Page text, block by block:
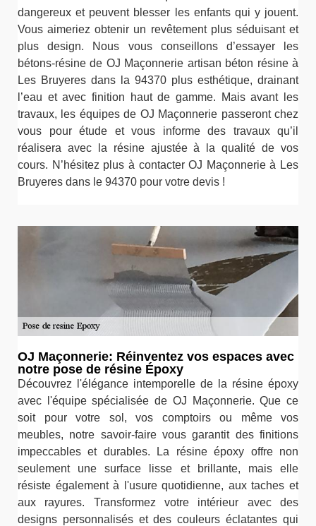
dangereux et peuvent blesser les enfants qui y jouent.
Vous aimeriez obtenir un revêtement plus séduisant et
plus design. Nous vous conseillons d’essayer les
bétons-résine de OJ Maçonnerie artisan béton résine à
Les Bruyeres dans la 94370 plus esthétique, drainant
l’eau et avec finition haut de gamme. Mais avant les
travaux, les équipes de OJ Maçonnerie passeront chez
vous pour étude et vous informe des travaux qu’il
réalisera avec la résine ajustée à la qualité de vos
cours. N’hésitez plus à contacter OJ Maçonnerie à Les
Bruyeres dans le 94370 pour votre devis !
OJ Maçonnerie: Réinventez vos espaces avec
notre pose de résine Époxy
Découvrez l'élégance intemporelle de la résine époxy
avec l'équipe spécialisée de OJ Maçonnerie. Que ce
soit pour votre sol, vos comptoirs ou même vos
meubles, notre savoir-faire vous garantit des finitions
impeccables et durables. La résine époxy offre non
seulement une surface lisse et brillante, mais elle
résiste également à l'usure quotidienne, aux taches et
aux rayures. Transformez votre intérieur avec des
designs personnalisés et des couleurs éclatantes qui